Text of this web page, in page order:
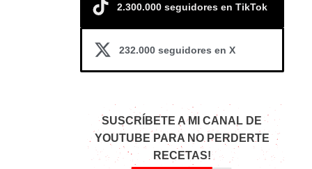
2.300.000 seguidores en TikTok
232.000 seguidores en X
SUSCRÍBETE A MI CANAL DE
YOUTUBE PARA NO PERDERTE
RECETAS!